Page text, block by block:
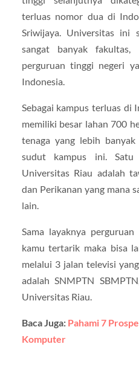
terluas nomor dua di
Sriwijaya. Universitas ini
sangat banyak fakultas,
perguruan tinggi negeri
Indonesia.
Sebagai kampus terluas di
memiliki besar lahan 700
tenaga yang lebih
sudut kampus ini.
Universitas Riau adalah
dan Perikanan yang mana
lain.
Sama layaknya
kamu tertarik maka bisa
melalui 3 jalan televisi
adalah SNMPTN
Universitas Riau.
Baca Juga: Pahami 7
Komputer